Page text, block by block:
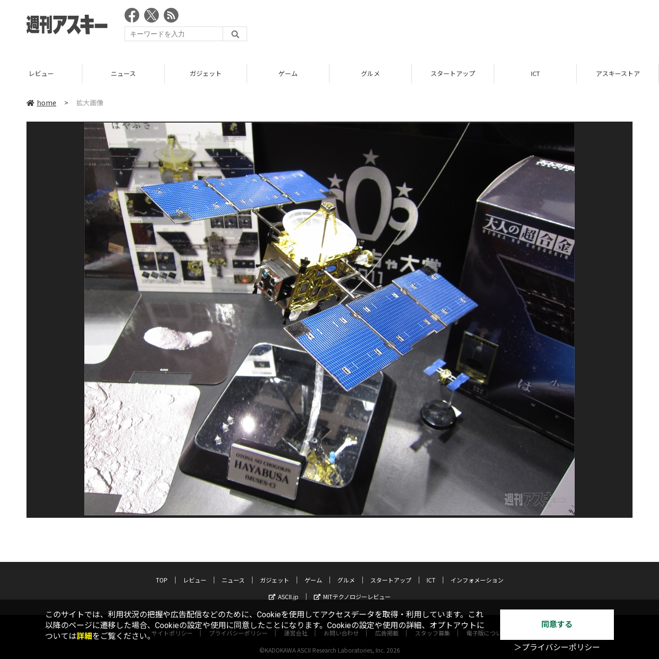
レビュー ニュース ガジェット ゲーム グルメ スタートアップ ICT アスキーストア
home > 拡大画像
TOP レビュー ニュース ガジェット ゲーム グルメ スタートアップ ICT
インフォメーション
ASCII.jp
MITテクノロジーレビュー
サイトポリシー プライバシーポリシー 運営会社 お問い合わせ 広告掲載 スタッフ募集 電子版について
©KADOKAWA ASCII Research Laboratories, Inc. 2026
このサイトでは、利用状況の把握や広告配信などのために、Cookieを使用してアクセスデータを取得・利用しています。これ
以降のページに遷移した場合、Cookieの設定や使用に同意したことになります。Cookieの設定や使用の詳細、オプトアウトに
ついては詳細をご覧ください。
同意する
＞プライバシーポリシー